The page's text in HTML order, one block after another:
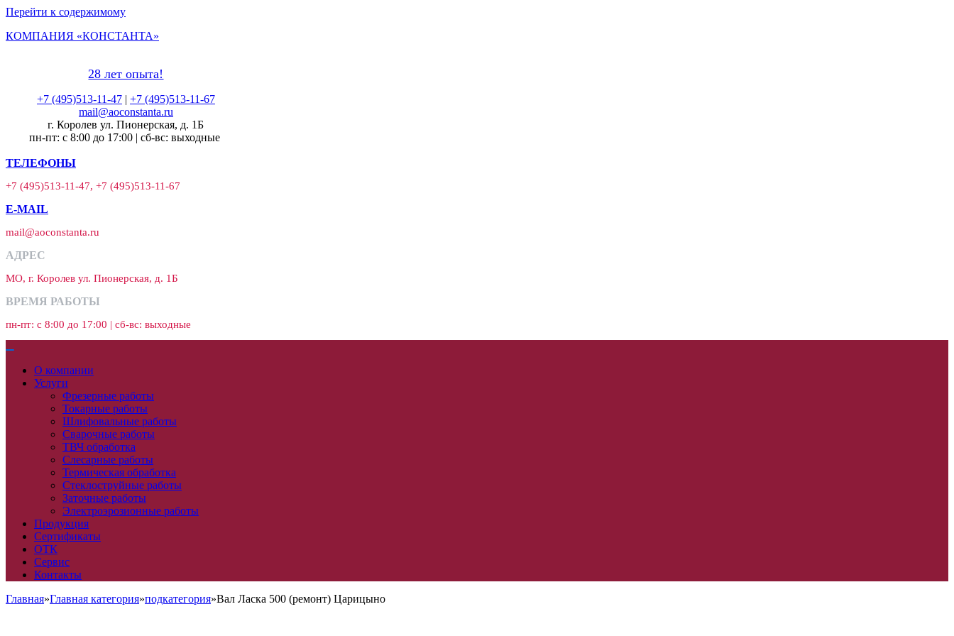
Перейти к содержимому
КОМПАНИЯ «КОНСТАНТА»
28 лет опыта!
+7 (495)513-11-47| +7 (495)513-11-67
mail@aoconstanta.ru
г. Королев ул. Пионерская, д. 1Б
пн-пт: с 8:00 до 17:00 | сб-вс: выходные
ТЕЛЕФОНЫ
+7 (495)513-11-47, +7 (495)513-11-67
E-MAIL
mail@aoconstanta.ru
АДРЕС
МО, г. Королев ул. Пионерская, д. 1Б
ВРЕМЯ РАБОТЫ
пн-пт: с 8:00 до 17:00 | сб-вс: выходные
О компании
Услуги
Фрезерные работы
Токарные работы
Шлифовальные работы
Сварочные работы
ТВЧ обработка
Слесарные работы
Термическая обработка
Стеклоструйные работы
Заточные работы
Электроэрозионные работы
Продукция
Сертификаты
ОТК
Сервис
Контакты
Главная»Главная категория»подкатегория»Вал Ласка 500 (ремонт) Царицыно